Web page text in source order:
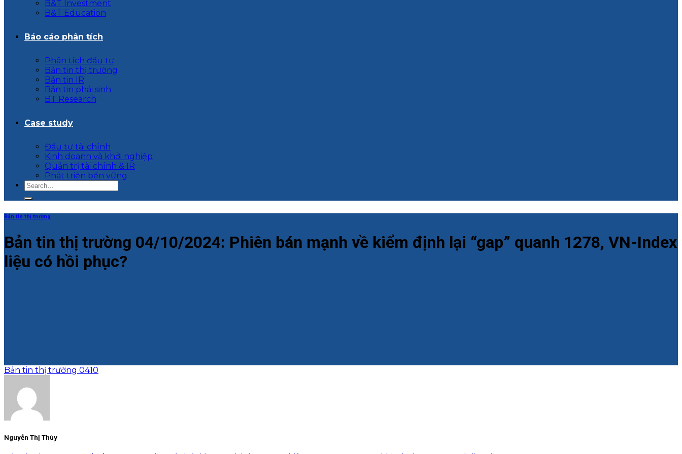
B&T Investment
B&T Education
Báo cáo phân tích
Phân tích đầu tư
Bản tin thị trường
Bản tin IR
Bản tin phái sinh
BT Research
Case study
Đầu tư tài chính
Kinh doanh và khởi nghiệp
Quản trị tài chính & IR
Phát triển bền vững
Bản tin thị trường
Bản tin thị trường 04/10/2024: Phiên bán mạnh về kiểm định lại “gap” quanh 1278, VN-Index
liệu có hồi phục?
Bản tin thị trường 0410
Nguyễn Thị Thùy